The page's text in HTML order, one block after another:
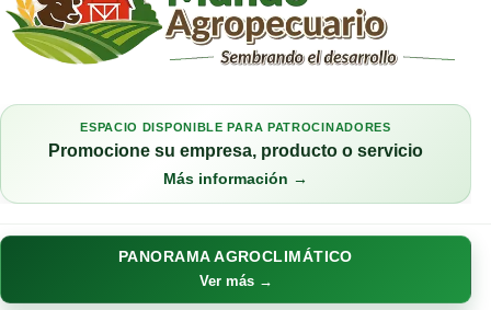
ESPACIO DISPONIBLE PARA PATROCINADORES
Promocione su empresa, producto o servicio
Más información →
PANORAMA AGROCLIMÁTICO
Ver más →